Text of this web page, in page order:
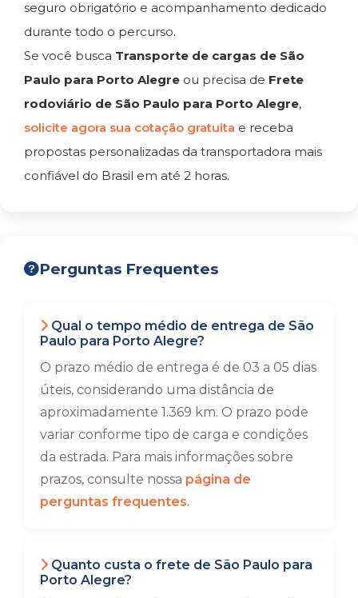
seguro obrigatório e acompanhamento dedicado
durante todo o percurso.
Se você busca Transporte de cargas de São
Paulo para Porto Alegre ou precisa de Frete
rodoviário de São Paulo para Porto Alegre,
solicite agora sua cotação gratuita e receba
propostas personalizadas da transportadora mais
confiável do Brasil em até 2 horas.
Perguntas Frequentes
Qual o tempo médio de entrega de São
Paulo para Porto Alegre?
O prazo médio de entrega é de 03 a 05 dias
úteis, considerando uma distância de
aproximadamente 1.369 km. O prazo pode
variar conforme tipo de carga e condições
da estrada. Para mais informações sobre
prazos, consulte nossa página de
perguntas frequentes.
Quanto custa o frete de São Paulo para
Porto Alegre?